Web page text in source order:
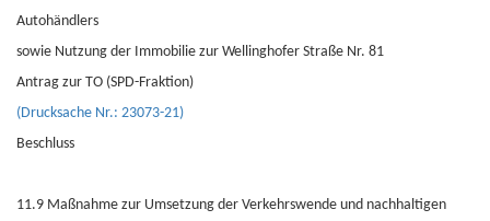
Autohändlers
sowie Nutzung der Immobilie zur Wellinghofer Straße Nr. 81
Antrag zur TO (SPD-Fraktion)
(Drucksache Nr.: 23073-21)
Beschluss
11.9 Maßnahme zur Umsetzung der Verkehrswende und nachhaltigen